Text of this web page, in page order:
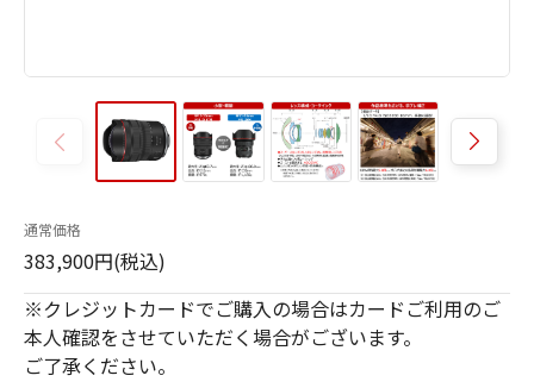
通常価格
383,900円(税込)
※クレジットカードでご購入の場合はカードご利用のご
本人確認をさせていただく場合がございます。
ご了承ください。